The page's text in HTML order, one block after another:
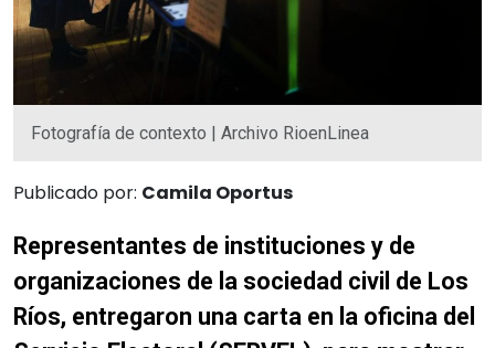
Fotografía de contexto | Archivo RioenLinea
Publicado por: Camila Oportus
Representantes de instituciones y de
organizaciones de la sociedad civil de Los
Ríos, entregaron una carta en la oficina del